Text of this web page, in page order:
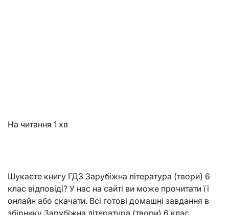
На читання 1 хв
Шукаєте книгу ГДЗ Зарубіжна література (твори) 6
клас відповіді? У нас на сайті ви може прочитати її
онлайн або скачати. Всі готові домашні завдання в
збірнику Зарубіжна література (твори) 6 клас